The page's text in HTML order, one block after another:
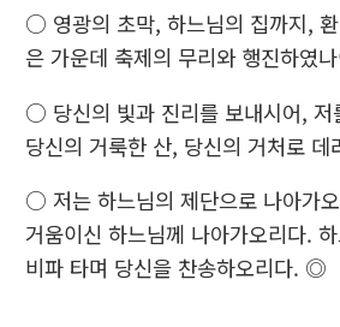
○ 영광의 초막, 하느님의 집까지,
은 가운데 축제의 무리와 행진하였
○ 당신의 빛과 진리를 보내시어, 저
당신의 거룩한 산, 당신의 거처로
○ 저는 하느님의 제단으로 나아가
거움이신 하느님께 나아가오리다.
비파 타며 당신을 찬송하오리다. ◎